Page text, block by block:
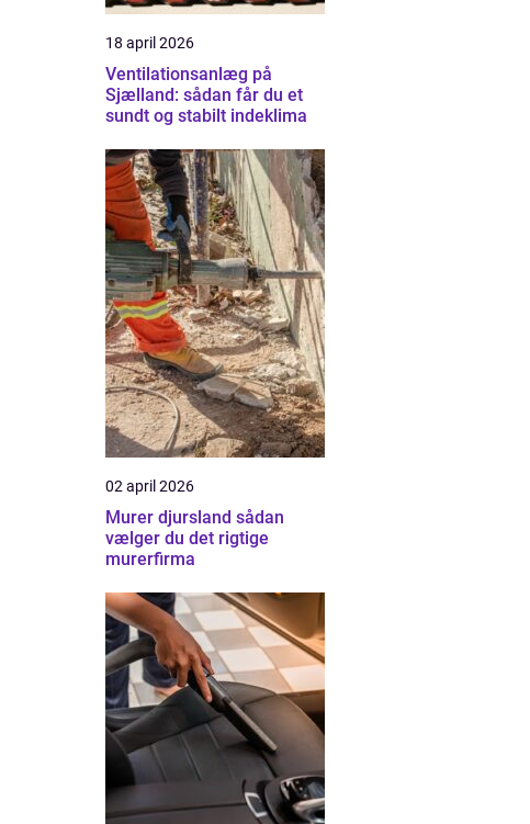
18 april 2026
Ventilationsanlæg på
Sjælland: sådan får du et
sundt og stabilt indeklima
02 april 2026
Murer djursland sådan
vælger du det rigtige
murerfirma